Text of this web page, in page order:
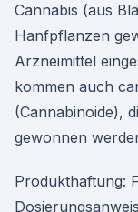
Cannabis (aus
Hanfpflanzen
Arzneimittel
kommen auch
(Cannabinoide),
gewonnen
Produkthaftung: